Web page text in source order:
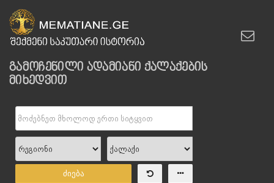
გამოჩენილი ადამიანი ქალაქების
მიხედვით
ძიება